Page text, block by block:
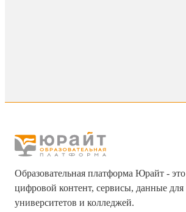
Образовательная платформа Юрайт - это
цифровой контент, сервисы, данные для
университетов и колледжей.